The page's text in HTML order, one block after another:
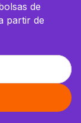
de
partir de